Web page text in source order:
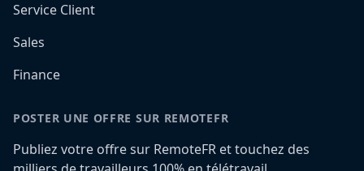
Service Client
Sales
Finance
POSTER UNE OFFRE SUR REMOTEFR
Publiez votre offre sur RemoteFR et touchez des